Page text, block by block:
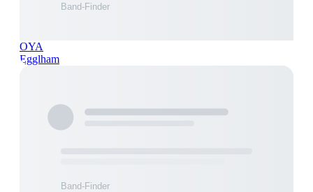
OYA
Egglham